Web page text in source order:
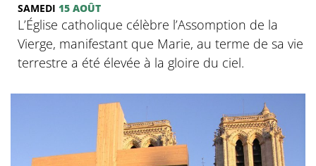
SAMEDI 15 AOÛT
L’Église catholique célèbre l’Assomption de la
Vierge, manifestant que Marie, au terme de sa vie
terrestre a été élevée à la gloire du ciel.